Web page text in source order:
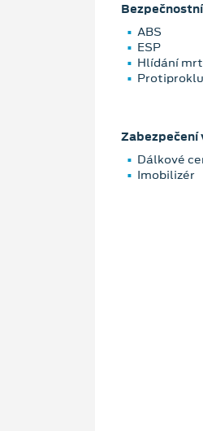
ABS
ESP
Hlídání
Zabezpečení
Dálkové
Imobilizér